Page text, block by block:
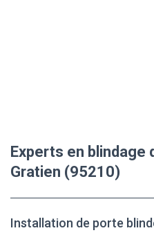
Experts en blindage
Gratien (95210)
Installation de porte